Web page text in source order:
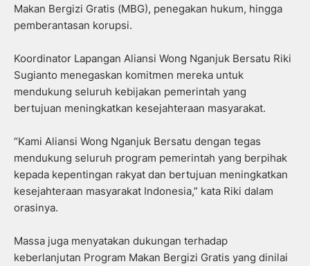
Makan Bergizi Gratis (MBG), penegakan hukum, hingga
pemberantasan korupsi.
Koordinator Lapangan Aliansi Wong Nganjuk Bersatu Riki
Sugianto menegaskan komitmen mereka untuk
mendukung seluruh kebijakan pemerintah yang
bertujuan meningkatkan kesejahteraan masyarakat.
“Kami Aliansi Wong Nganjuk Bersatu dengan tegas
mendukung seluruh program pemerintah yang berpihak
kepada kepentingan rakyat dan bertujuan meningkatkan
kesejahteraan masyarakat Indonesia,” kata Riki dalam
orasinya.
Massa juga menyatakan dukungan terhadap
keberlanjutan Program Makan Bergizi Gratis yang dinilai